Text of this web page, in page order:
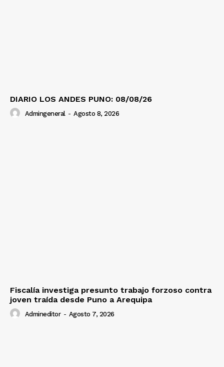
DIARIO LOS ANDES PUNO: 08/08/26
Admingeneral - Agosto 8, 2026
Fiscalía investiga presunto trabajo forzoso contra
joven traída desde Puno a Arequipa
Admineditor - Agosto 7, 2026